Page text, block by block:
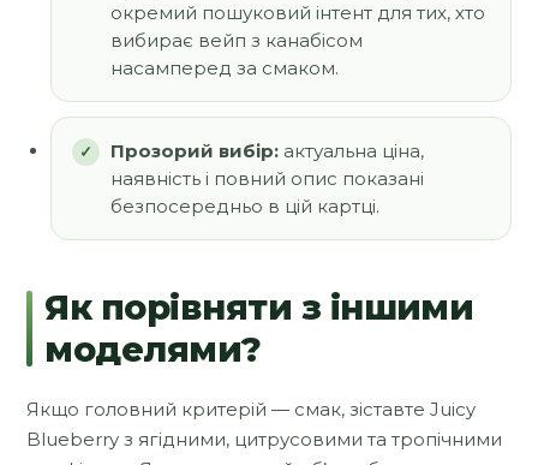
окремий пошуковий інтент для тих, хто
вибирає вейп з канабісом
насамперед за смаком.
Прозорий вибір: актуальна ціна,
наявність і повний опис показані
безпосередньо в цій картці.
Як порівняти з іншими
моделями?
Якщо головний критерій — смак, зіставте Juicy
Blueberry з ягідними, цитрусовими та тропічними